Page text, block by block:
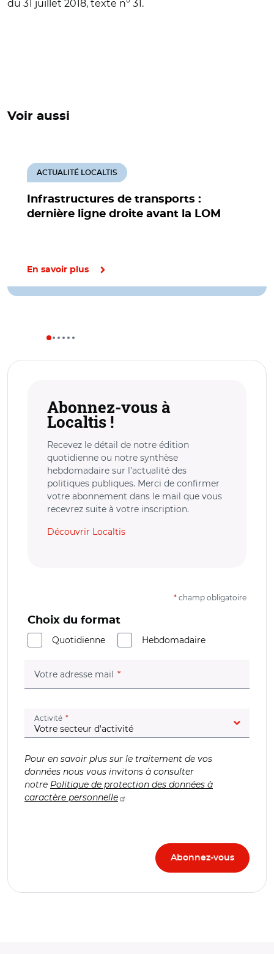
du 31 juillet 2018, texte n° 31.
Voir aussi
Infrastructures de transports :
dernière ligne droite avant la LOM
ACTUALITÉ LOCALTIS
En savoir plus
Abonnez-vous à
Localtis !
Recevez le détail de notre édition
quotidienne ou notre synthèse
hebdomadaire sur l’actualité des
politiques publiques. Merci de confirmer
votre abonnement dans le mail que vous
recevrez suite à votre inscription.
Découvrir Localtis
* champ obligatoire
Choix du format
Quotidienne
Hebdomadaire
Votre adresse mail (champ obligatoire)
Activité (champ obligatoire)
Pour en savoir plus sur le traitement de vos
données nous vous invitons à consulter
notre Politique de protection des données à
caractère personnelle